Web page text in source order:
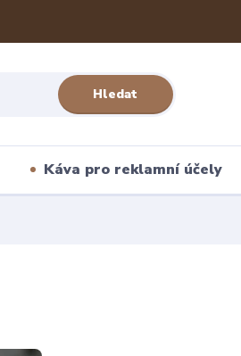
Hledat
Káva pro reklamní účely